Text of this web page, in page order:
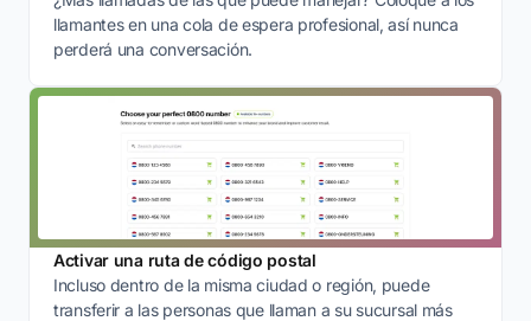
llamantes en una cola de espera profesional, así nunca
perderá una conversación.
Activar una ruta de código postal
Incluso dentro de la misma ciudad o región, puede
transferir a las personas que llaman a su sucursal más